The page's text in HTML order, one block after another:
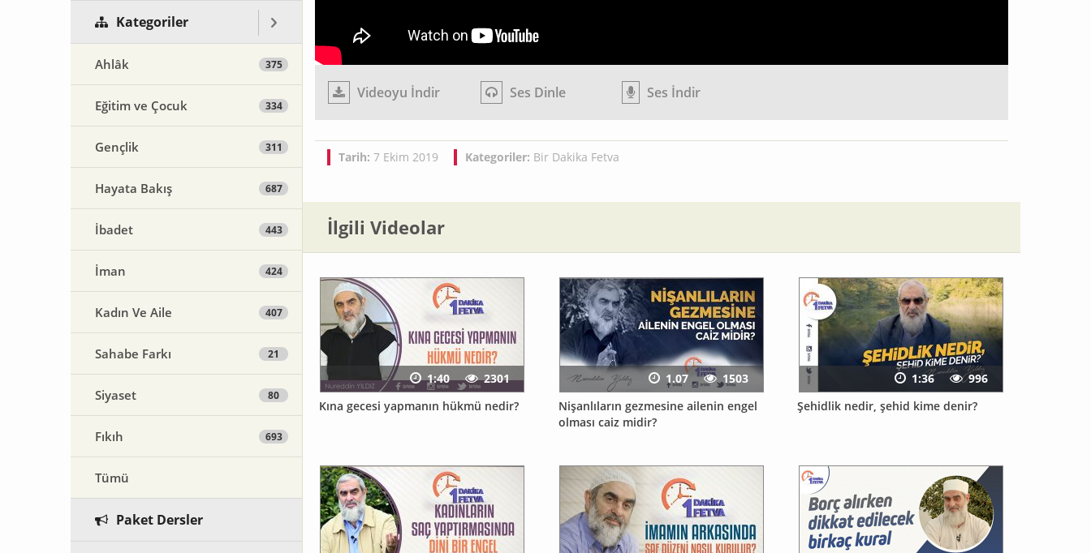
Kategoriler
Ahlâk 375
Eğitim ve Çocuk 334
Gençlik 311
Hayata Bakış 687
İbadet 443
İman 424
Kadın Ve Aile 407
Sahabe Farkı 21
Siyaset 80
Fıkıh 693
Tümü
Paket Dersler
Videoyu İndir Ses Dinle Ses İndir
Tarih: 7 Ekim 2019 Kategoriler: Bir Dakika Fetva
İlgili Videolar
Kına gecesi yapmanın hükmü nedir?
1:40
2301
Nişanlıların gezmesine ailenin engel
olması caiz midir?
1.07
1503
Şehidlik nedir, şehid kime denir?
1:36 996